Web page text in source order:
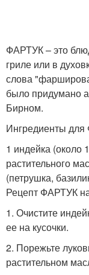
ФАРТУК – это
гриле или в
слова
было придумано
Бирном.
Ингредиенты
1 индейка (около
растительного
(петрушка,
Рецепт ФАРТУК
1. Очистите
ее на кусочки.
2. Порежьте
растительном